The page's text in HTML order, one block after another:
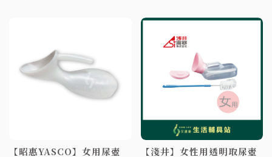
【昭惠YASCO】女用尿壺
【淺井】女性用透明取尿壺